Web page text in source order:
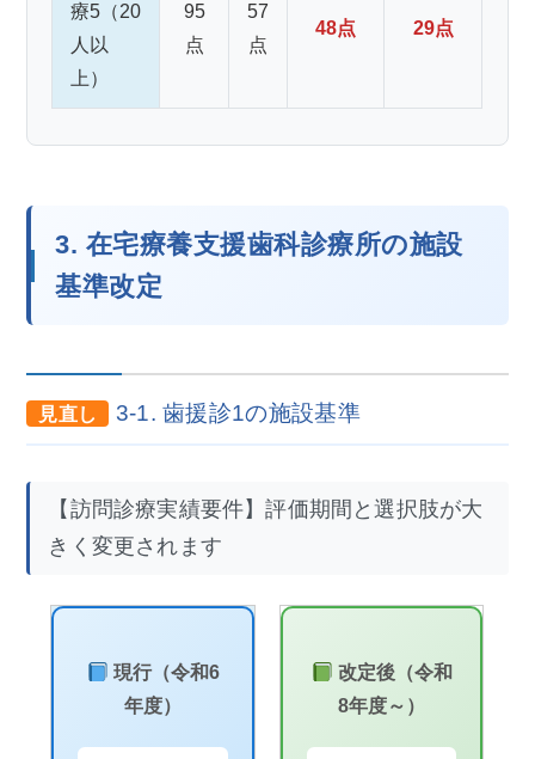
療5（20
人以
上）
95
点
57
点
48点 29点
3. 在宅療養支援歯科診療所の施設
基準改定
見直し 3-1. 歯援診1の施設基準
【訪問診療実績要件】評価期間と選択肢が大
きく変更されます
現行（令和6
年度）
改定後（令和
8年度～）